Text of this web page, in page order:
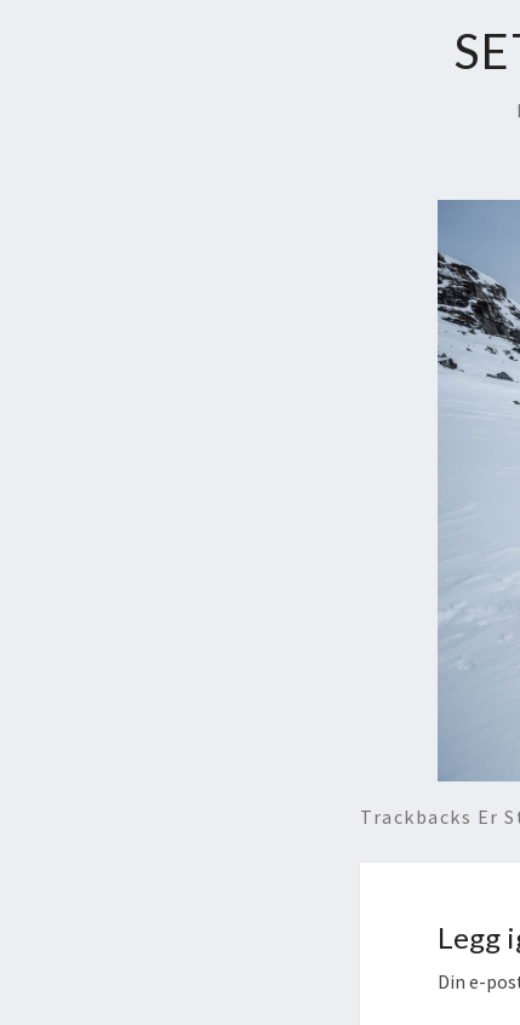
Trackbacks Er
Legg
Din e-